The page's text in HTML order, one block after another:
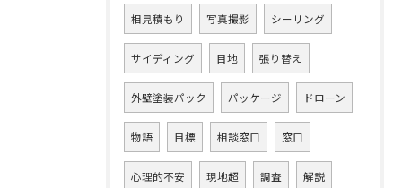
相見積もり 写真撮影 シーリング
サイディング 目地 張り替え
外壁塗装パック パッケージ ドローン
物語 目標 相談窓口 窓口
心理的不安 現地超 調査 解説